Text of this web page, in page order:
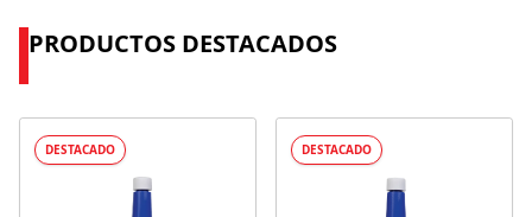
PRODUCTOS DESTACADOS
DESTACADO DESTACADO